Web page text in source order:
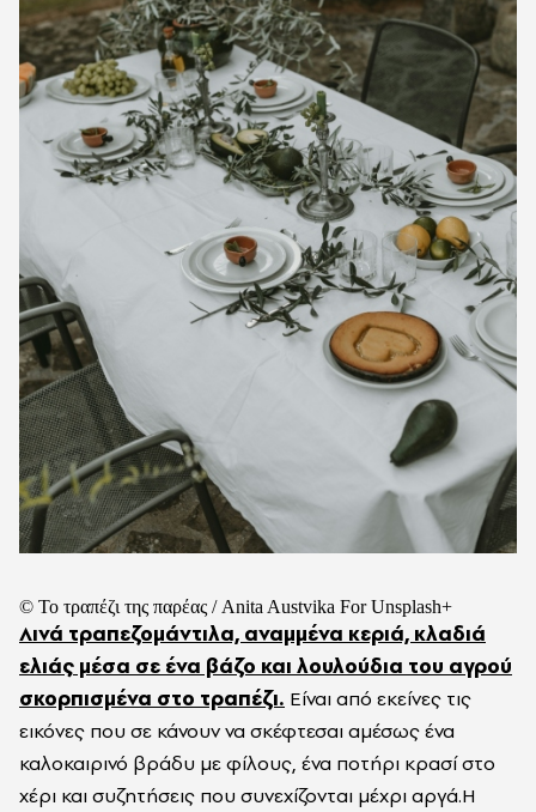
© Το τραπέζι της παρέας / Anita Austvika For Unsplash+
Λινά τραπεζομάντιλα, αναμμένα κεριά, κλαδιά
ελιάς μέσα σε ένα βάζο και λουλούδια του αγρού
σκορπισμένα στο τραπέζι. Είναι από εκείνες τις
εικόνες που σε κάνουν να σκέφτεσαι αμέσως ένα
καλοκαιρινό βράδυ με φίλους, ένα ποτήρι κρασί στο
χέρι και συζητήσεις που συνεχίζονται μέχρι αργά.H